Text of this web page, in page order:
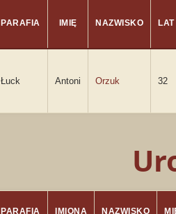
PARAFIA IMIĘ NAZWISKO LAT
Łuck Antoni Orzuk 32
PARAFIA IMIONA NAZWISKO